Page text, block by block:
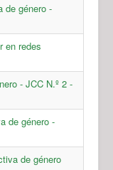
de género -
en redes
- JCC N.º 2 -
de género -
de género